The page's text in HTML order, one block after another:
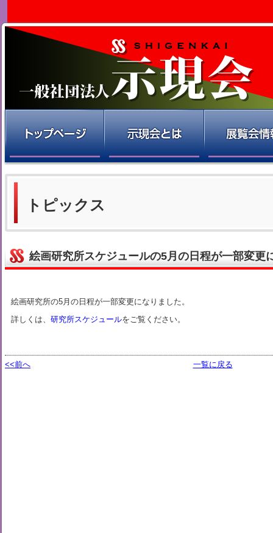
トピックス
絵画研究所スケジュールの5月の日程が一部変更
絵画研究所の5月の日程が一部変更になりました。
詳しくは、 研究所スケジュールをご覧ください。
<<前へ 一覧に戻る